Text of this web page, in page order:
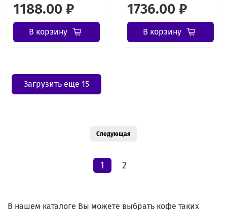
1188.00 ₽
В корзину
1736.00 ₽
В корзину
Загрузить еще 15
1 2
Следующая
В нашем каталоге Вы можете выбрать кофе таких